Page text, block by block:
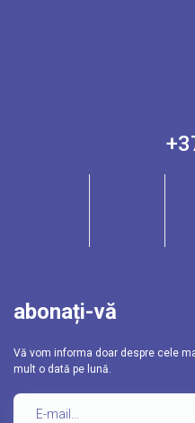
abonați-vă
Vă vom informa doar despre cele
mult o dată pe lună.